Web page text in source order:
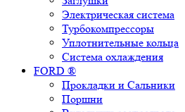
Электрическая система
Турбокомпрессоры
Уплотнительные кольца
Система охлаждения
FORD ®
Прокладки и Сальники
Поршни